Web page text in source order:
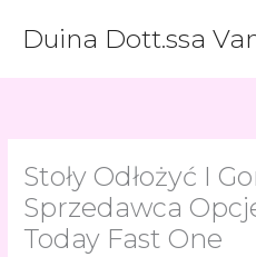
Duina Dott.ssa
Stoły Odłożyć I
Sprzedawca
Today Fast One